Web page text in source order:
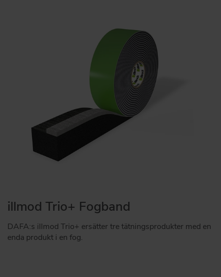
illmod Trio+ Fogband
DAFA:s illmod Trio+ ersätter tre tätningsprodukter med en
enda produkt i en fog.